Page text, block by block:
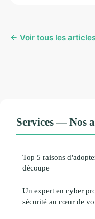
← Voir tous les
Services — Nos
Top 5 raisons
découpe
Un expert en cyber
sécurité au cœur de